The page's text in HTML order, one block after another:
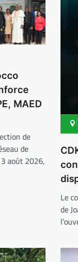
MAED
de
de
août 2026,
Le
de